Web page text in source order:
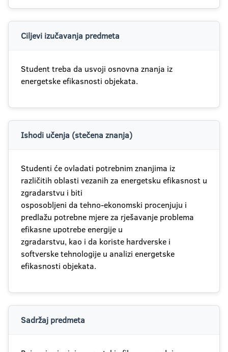
Ciljevi izučavanja predmeta
Student treba da usvoji osnovna znanja iz
energetske efikasnosti objekata.
Ishodi učenja (stečena znanja)
Studenti će ovladati potrebnim znanjima iz
različitih oblasti vezanih za energetsku efikasnost u
zgradarstvu i biti
osposobljeni da tehno-ekonomski procenjuju i
predlažu potrebne mjere za rješavanje problema
efikasne upotrebe energije u
zgradarstvu, kao i da koriste hardverske i
softverske tehnologije u analizi energetske
efikasnosti objekata.
Sadržaj predmeta